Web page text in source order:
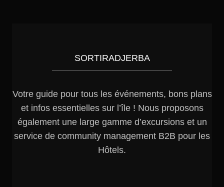
SORTIRADJERBA
Votre guide pour tous les événements, bons plans
et infos essentielles sur l’île ! Nous proposons
également une large gamme d’excursions et un
service de community management B2B pour les
Hôtels.